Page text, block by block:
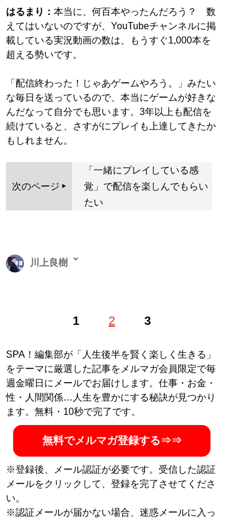
はるまり： 本当に、何百本やったんだろう？ 数
えてはいないのですが、YouTubeチャンネルに掲
載している実況動画の数は、もうすぐ1,000本を
超える勢いです。
「配信終わった！じゃあゲームやろう。」みたい
な毎日を送っているので、本当にゲームが好きな
んだなって自分でも思います。3年以上も配信を
続けていると、さすがにプレイも上達してきたか
もしれません。
次のページ
「一緒にプレイしている感
覚」で配信を楽しんでもらい
たい
1 2 3
川上良樹
ルなどのプロモーション取材を手掛ける。ワンドリンク
記事一覧へ
SPA！編集部が「人生後半を賢く楽しく生きる」
をテーマに厳選した記事をメルマガ会員限定で毎
週金曜日にメールでお届けします。仕事・お金・
性・人間関係…人生を豊かにする秘訣が見つかり
ます。無料・10秒で完了です。
無料でメルマガ登録する⇒⇒
※登録後、メール認証が必要です。受信した認証
メールをクリックして、登録を完了させてくださ
い。
※認証メールが届かない場合、迷惑メールに入っ